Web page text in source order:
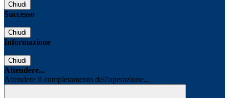
Chiudi
Successo
Chiudi
Informazione
Chiudi
Attendere...
Attendere il completamento dell'operazione...